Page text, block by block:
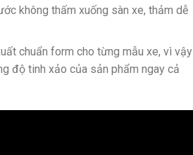
không thấm xuống sàn xe, thảm dễ
chuẩn form cho từng mẫu xe, vì vậy
độ tinh xảo của sản phẩm ngay cả